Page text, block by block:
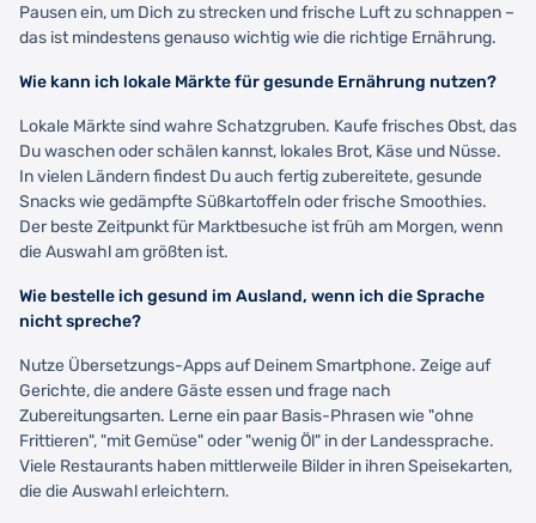
Pausen ein, um Dich zu strecken und frische Luft zu schnappen –
das ist mindestens genauso wichtig wie die richtige Ernährung.
Wie kann ich lokale Märkte für gesunde Ernährung nutzen?
Lokale Märkte sind wahre Schatzgruben. Kaufe frisches Obst, das
Du waschen oder schälen kannst, lokales Brot, Käse und Nüsse.
In vielen Ländern findest Du auch fertig zubereitete, gesunde
Snacks wie gedämpfte Süßkartoffeln oder frische Smoothies.
Der beste Zeitpunkt für Marktbesuche ist früh am Morgen, wenn
die Auswahl am größten ist.
Wie bestelle ich gesund im Ausland, wenn ich die Sprache
nicht spreche?
Nutze Übersetzungs-Apps auf Deinem Smartphone. Zeige auf
Gerichte, die andere Gäste essen und frage nach
Zubereitungsarten. Lerne ein paar Basis-Phrasen wie "ohne
Frittieren", "mit Gemüse" oder "wenig Öl" in der Landessprache.
Viele Restaurants haben mittlerweile Bilder in ihren Speisekarten,
die die Auswahl erleichtern.